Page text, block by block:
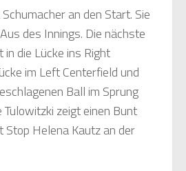
an den Start. Sie
des Innings. Die nächste
die Lücke ins Right
im Left Centerfield und
Ball im Sprung
zeigt einen Bunt
Stop Helena Kautz an der